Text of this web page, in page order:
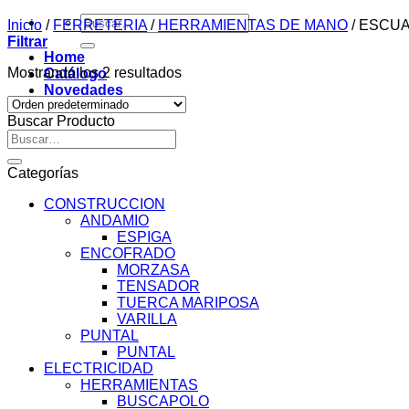
Buscar
por:
Home
Catálogo
Novedades
Contacto
Inicio / FERRETERIA / HERRAMIENTAS DE MANO /
Filtrar
Mostrando los 2 resultados
Buscar Producto
Buscar
por:
Categorías
CONSTRUCCION
ANDAMIO
ESPIGA
ENCOFRADO
MORZASA
TENSADOR
TUERCA MARIPOSA
VARILLA
PUNTAL
PUNTAL
ELECTRICIDAD
HERRAMIENTAS
BUSCAPOLO